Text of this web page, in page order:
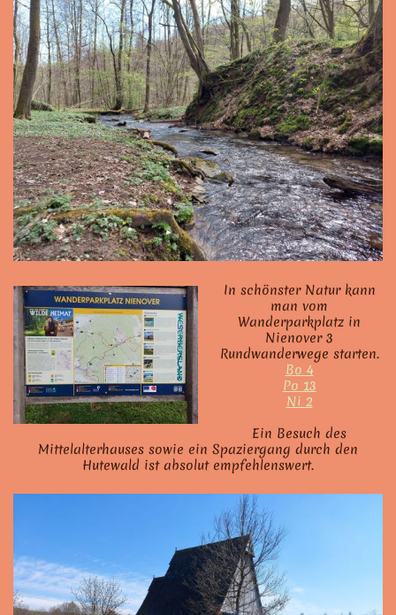
In schönster Natur kann
man vom
Wanderparkplatz in
Nienover 3
Rundwanderwege starten.
Bo 4
Po 13
Ni 2
Ein Besuch des
Mittelalterhauses sowie ein Spaziergang durch den
Hutewald ist absolut empfehlenswert.